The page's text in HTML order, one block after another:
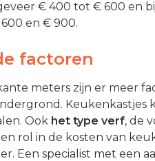
€ 400 tot € 600 en
en € 900.
factoren
meters zijn er meer
Ook het type verf, de
rol in de kosten van
Een specialist met een